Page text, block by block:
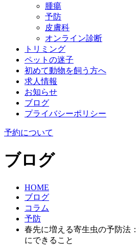
腫瘍
予防
皮膚科
オンライン診断
トリミング
ペットの迷子
初めて動物を飼う方へ
求人情報
お知らせ
ブログ
プライバシーポリシー
予約について
ブログ
HOME
ブログ
コラム
予防
春先に増える寄生虫の予防法
にできること